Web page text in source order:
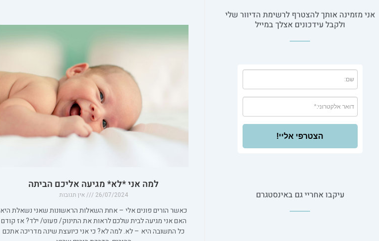
אני מזמינה אותך להצטרף לרשימת הדיוור שלי
ולקבל עידכונים אצלך במייל​
הצטרפי אליי!
עיקבו אחריי גם באינסטגרם
למה אני *לא* מגיעה אליכם הביתה
26/07/2024 אין תגובות
כאשר הורים פונים אלי – אחת השאלות הראשונות שאני נשאלת היא
האם אני מגיעה לבית שלכם לראות את התינוק/ פעוט/ ילד? אז קודם
כל התשובה היא – לא. למה לא? כי אני כיועצת שינה מדריכה אתכם